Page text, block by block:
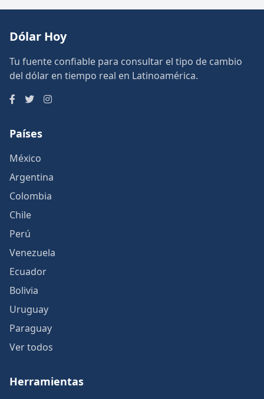
Dólar Hoy
Tu fuente confiable para consultar el tipo de cambio
del dólar en tiempo real en Latinoamérica.
Países
México
Argentina
Colombia
Chile
Perú
Venezuela
Ecuador
Bolivia
Uruguay
Paraguay
Ver todos
Herramientas